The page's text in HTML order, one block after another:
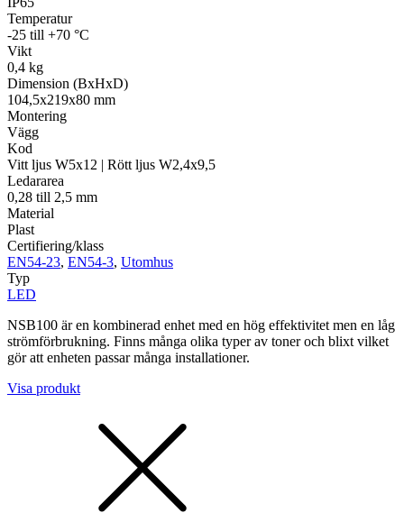
Temperatur
-25 till +70 °C
Vikt
0,4 kg
Dimension (BxHxD)
104,5x219x80 mm
Montering
Vägg
Kod
Vitt ljus W5x12 | Rött ljus W2,4x9,5
Ledararea
0,28 till 2,5 mm
Material
Plast
Certifiering/klass
EN54-23, EN54-3, Utomhus
Typ
LED
NSB100 är en kombinerad enhet med en hög effektivitet men en låg
strömförbrukning. Finns många olika typer av toner och blixt vilket
gör att enheten passar många installationer.
Visa produkt